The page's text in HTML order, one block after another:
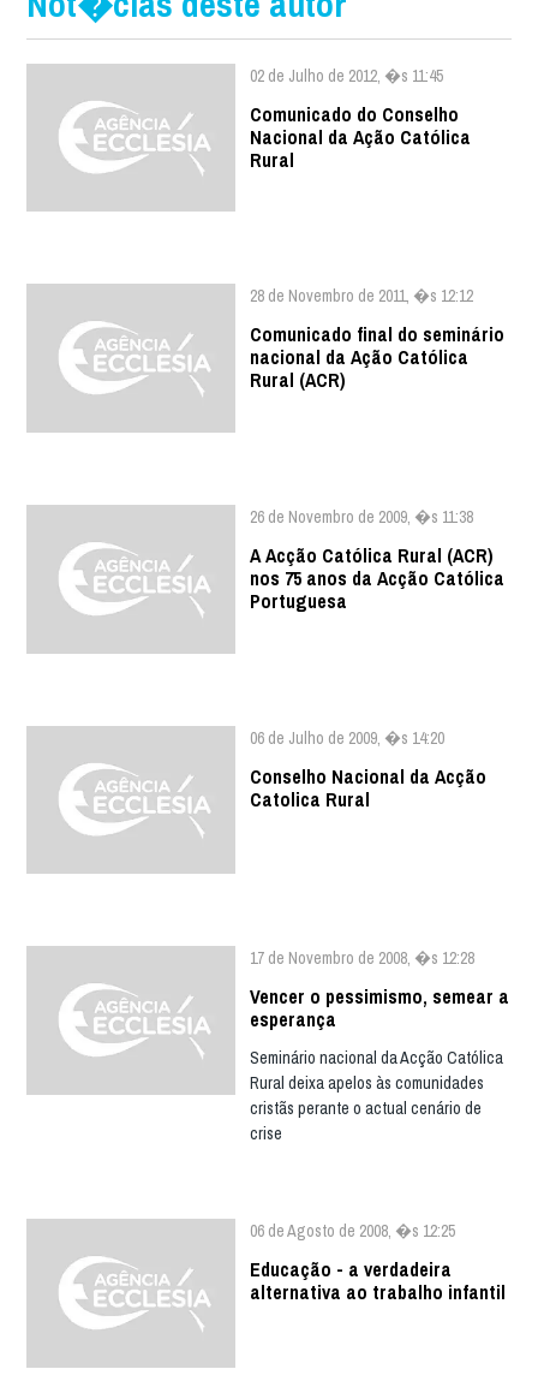
02 de Julho de 2012, �s 11:45
Comunicado do Conselho
Nacional da Ação Católica
Rural
28 de Novembro de 2011, �s 12:12
Comunicado final do seminário
nacional da Ação Católica
Rural (ACR)
26 de Novembro de 2009, �s 11:38
A Acção Católica Rural (ACR)
nos 75 anos da Acção Católica
Portuguesa
06 de Julho de 2009, �s 14:20
Conselho Nacional da Acção
Catolica Rural
17 de Novembro de 2008, �s 12:28
Vencer o pessimismo, semear a
esperança
Seminário nacional da Acção Católica
Rural deixa apelos às comunidades
cristãs perante o actual cenário de
crise
06 de Agosto de 2008, �s 12:25
Educação - a verdadeira
alternativa ao trabalho infantil